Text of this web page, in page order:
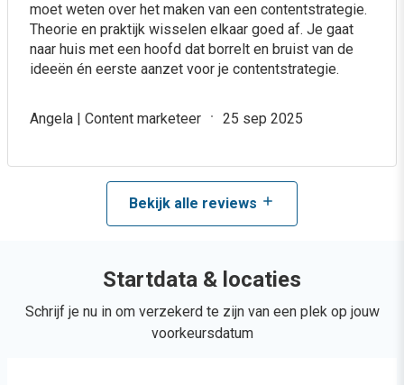
moet weten over het maken van een contentstrategie.
Theorie en praktijk wisselen elkaar goed af. Je gaat
naar huis met een hoofd dat borrelt en bruist van de
ideeën én eerste aanzet voor je contentstrategie.
Angela | Content marketeer 25 sep 2025
Bekijk alle reviews
Startdata & locaties
Schrijf je nu in om verzekerd te zijn van een plek op jouw
voorkeursdatum